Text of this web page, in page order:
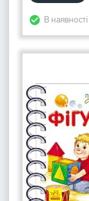
В наявності